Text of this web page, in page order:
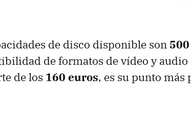
de disco disponible son
de formatos de vídeo y audio
de los 160 euros, es su punto